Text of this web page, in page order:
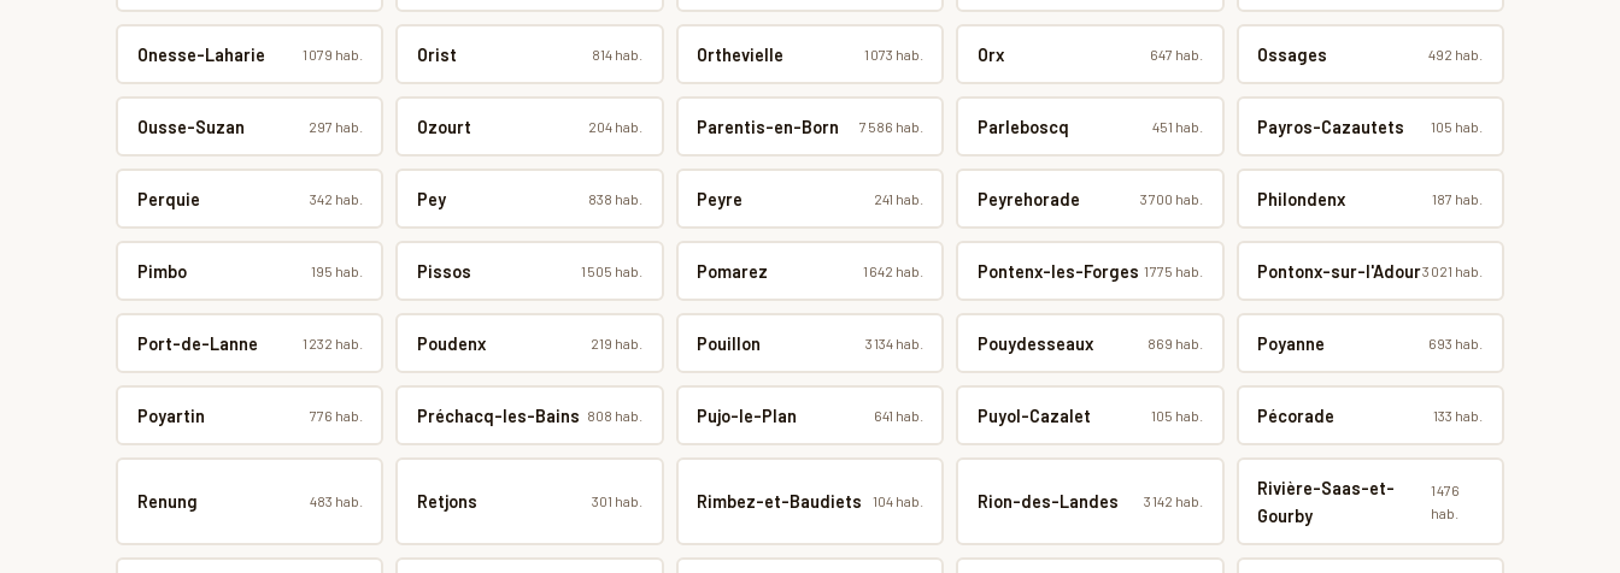
Onesse-Laharie 1 079 hab. Orist 814 hab. Orthevielle 1 073 hab. Orx 647 hab. Ossages 492 hab.
Ousse-Suzan 297 hab. Ozourt 204 hab. Parentis-en-Born 7 586 hab. Parleboscq 451 hab. Payros-Cazautets 105 hab.
Perquie 342 hab. Pey 838 hab. Peyre 241 hab. Peyrehorade 3 700 hab. Philondenx 187 hab.
Pimbo 195 hab. Pissos 1 505 hab. Pomarez 1 642 hab. Pontenx-les-Forges 1 775 hab. Pontonx-sur-l'Adour3 021 hab.
Port-de-Lanne 1 232 hab. Poudenx 219 hab. Pouillon 3 134 hab. Pouydesseaux 869 hab. Poyanne 693 hab.
Poyartin 776 hab. Préchacq-les-Bains 808 hab. Pujo-le-Plan 641 hab. Puyol-Cazalet 105 hab. Pécorade 133 hab.
Renung 483 hab. Retjons 301 hab. Rimbez-et-Baudiets 104 hab. Rion-des-Landes 3 142 hab.
Rivière-Saas-et-
Gourby
1 476
hab.